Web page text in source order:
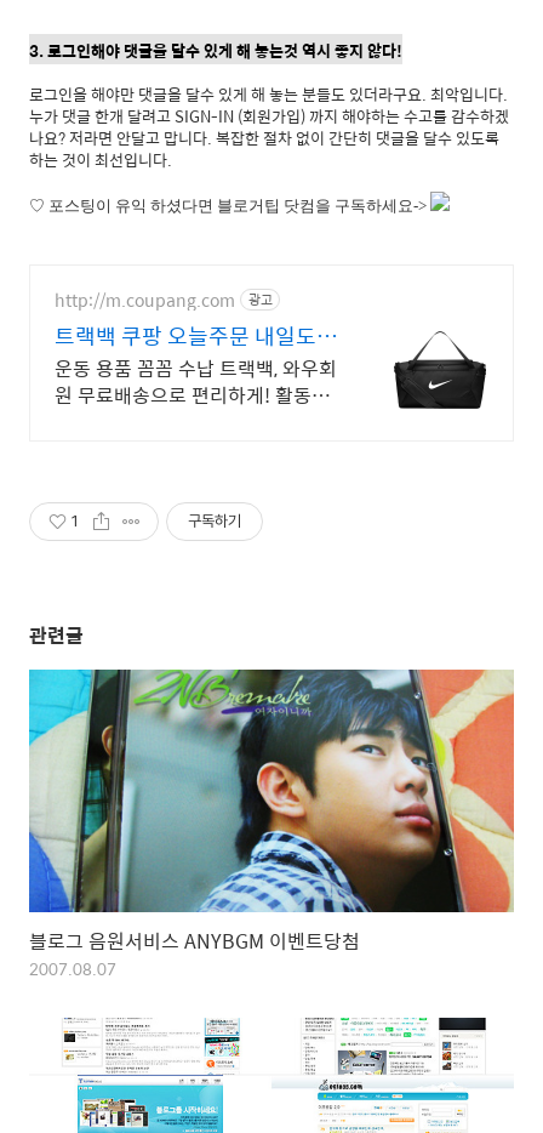
3. 로그인해야 댓글을 달수 있게 해 놓는것 역시 좋지 않다!
로그인을 해야만 댓글을 달수 있게 해 놓는 분들도 있더라구요. 최악입니다.
누가 댓글 한개 달려고 SIGN-IN (회원가입) 까지 해야하는 수고를 감수하겠
나요? 저라면 안달고 맙니다. 복잡한 절차 없이 간단히 댓글을 달수 있도록
하는 것이 최선입니다.
♡ 포스팅이 유익 하셨다면 블로거팁 닷컴을 구독하세요->
http://m.coupang.com 광고
트랙백 쿠팡 오늘주문 내일도착
로켓배송
운동 용품 꼼꼼 수납 트랙백, 와우회
원 무료배송으로 편리하게! 활동적
1 구독하기
관련글
블로그 음원서비스 ANYBGM 이벤트당첨
2007.08.07